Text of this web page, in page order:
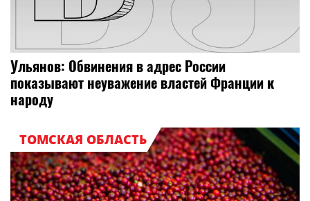
Ульянов: Обвинения в адрес России
показывают неуважение властей Франции к
народу
ТОМСКАЯ ОБЛАСТЬ